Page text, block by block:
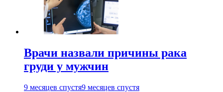
Врачи назвали причины рака
груди у мужчин
9 месяцев спустя9 месяцев спустя